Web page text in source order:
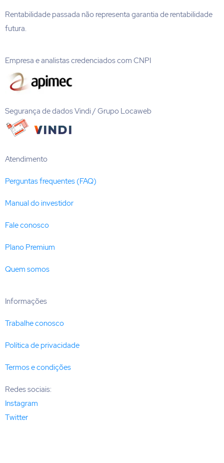
Rentabilidade passada não representa garantia de rentabilidade
futura.
Empresa e analistas credenciados com CNPI
Segurança de dados Vindi / Grupo Locaweb
Atendimento
Perguntas frequentes (FAQ)
Manual do investidor
Fale conosco
Plano Premium
Quem somos
Informações
Trabalhe conosco
Política de privacidade
Termos e condições
Redes sociais:
Instagram
Twitter